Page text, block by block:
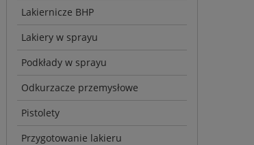
Lakiernicze BHP
Lakiery w sprayu
Podkłady w sprayu
Odkurzacze przemysłowe
Pistolety
Przygotowanie lakieru